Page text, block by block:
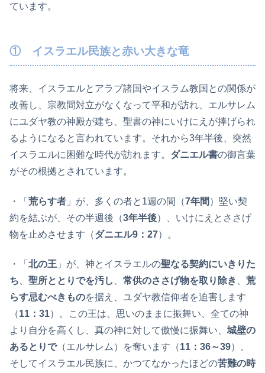
ています。
① イスラエル民族と赤い大きな竜
将来、イスラエルとアラブ諸国やイスラム教国との関係が
改善し、宗教間対立がなくなって平和が訪れ、エルサレム
にユダヤ教の神殿が建ち、聖書の神にいけにえが捧げられ
るようになると言われています。それから3年半後、突然
イスラエルに困難な時代が訪れます。 ダニエル書の御言葉
がその根拠とされています。
・「 荒らす者 」が、多くの者と1週の間（7年間 ）堅い契
約を結ぶが、その半週後（3年半後）、いけにえとささげ
物を止めさせます（ダニエル9：27）。
・「 北の王 」が、神とイスラエルの聖なる契約にいきりた
ち
聖所ととりでを汚し 常供のささげ物を取り除き
荒
らす忌むべきものを据え、ユダヤ教信仰者を迫害します
（11：31）。この王は、思いのままに振舞い、全ての神
より自分を高くし、真の神に対して傲慢に振舞い、 城壁の
あるとりで（エルサレム）を奪います（11：36～39）。
そしてイスラエル民族に、かつてなかったほどの苦難の時